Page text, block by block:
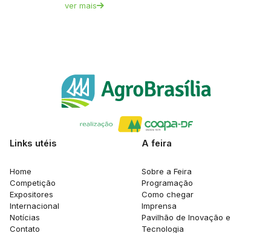
ver mais
Links utéis
Home
Competição
Expositores
Internacional
Notícias
Contato
A feira
Sobre a Feira
Programação
Como chegar
Imprensa
Pavilhão de Inovação e
Tecnologia